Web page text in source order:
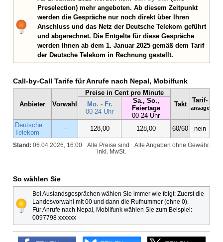
Preselection) mehr angeboten. Ab diesem Zeitpunkt
werden die Gespräche nur noch direkt über Ihren
Anschluss und das Netz der Deutsche Telekom geführt
und abgerechnet. Die Entgelte für diese Gespräche
werden Ihnen ab dem 1. Januar 2025 gemäß dem Tarif
der Deutsche Telekom in Rechnung gestellt.
Call-by-Call Tarife für Anrufe nach Nepal, Mobilfunk
Anbieter Vorwahl
Preise in Cent pro Minute
Takt
Tarif-
ansage
Mo. - Fr.
00-24 Uhr
Sa., So.,
Feiertage
00-24 Uhr
Deutsche
Telekom
-- 128,00 128,00 60/60 nein
Stand: 06.04.2026, 16:00 Alle Angaben ohne Gewähr.
Alle Preise sind
inkl. MwSt.
So wählen Sie
Bei Auslandsgesprächen wählen Sie immer wie folgt: Zuerst die
Landesvorwahl mit 00 und dann die Rufnummer (ohne 0).
Für Anrufe nach Nepal, Mobilfunk wählen Sie zum Beispiel:
0097798 xxxxxx